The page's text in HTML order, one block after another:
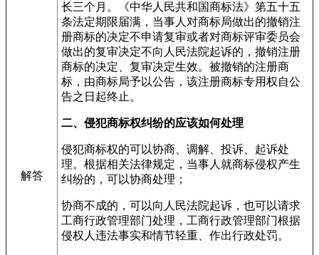
解答
长三个月。《中华人民共和国商标法》第五十五
条法定期限届满，当事人对商标局做出的撤销注
册商标的决定不申请复审或者对商标评审委员会
做出的复审决定不向人民法院起诉的，撤销注册
商标的决定、复审决定生效。被撤销的注册商
标，由商标局予以公告，该注册商标专用权自公
告之日起终止。
二、侵犯商标权纠纷的应该如何处理
侵犯商标权的可以协商、调解、投诉、起诉处
理。根据相关法律规定，当事人就商标侵权产生
纠纷的，可以协商处理；
协商不成的，可以向人民法院起诉，也可以请求
工商行政管理部门处理，工商行政管理部门根据
侵权人违法事实和情节轻重、作出行政处罚。